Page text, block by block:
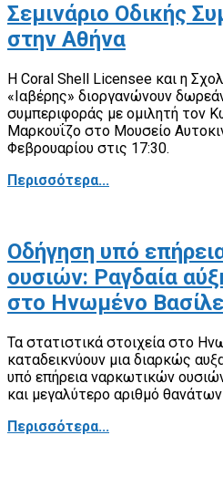
Σεμινάριο Οδικής
στην Αθήνα
Η Coral Shell Licensee και η
«Ιαβέρης» διοργανώνουν
συμπεριφοράς με ομιλητή τον
Μαρκουΐζο στο Μουσείο
Φεβρουαρίου στις 17:30.
Περισσότερα...
Οδήγηση υπό
ουσιών: Ραγδαία
στο Ηνωμένο
Τα στατιστικά στοιχεία στο
καταδεικνύουν μια διαρκώς
υπό επήρεια ναρκωτικών
και μεγαλύτερο αριθμό
Περισσότερα...